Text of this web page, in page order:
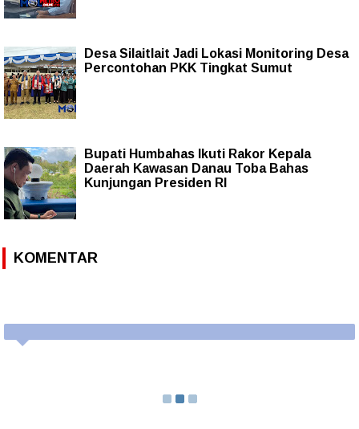
Desa Silaitlait Jadi Lokasi Monitoring Desa
Percontohan PKK Tingkat Sumut
Bupati Humbahas Ikuti Rakor Kepala
Daerah Kawasan Danau Toba Bahas
Kunjungan Presiden RI
KOMENTAR